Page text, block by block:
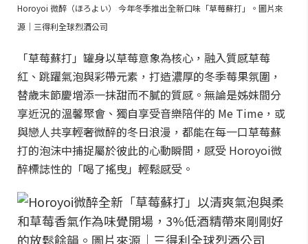
Horoyoi 微醉（ほろよい） 今年冬季推出全新口味「草莓蘇打」。圖片來
源｜三得利全球烈酒公司
「草莓蘇打」罐身以草莓意象為核心，融入質感草莓
紅、跳躍氣泡與彩帶元素，打造濃厚的冬季莓果氛圍，
替歲末節慶增添一抹甜而不膩的質感。無論是姊妹間分
享近況的溫馨聚會、獨自享受音樂陪伴的 Me Time，或
與戀人共享輕奢微醉的冬日浪漫，都能在每一口草莓蘇
打的泡沫中捕捉屬於彼此的心動瞬間，感受 Horoyoi微
醉標誌性的「喝了搖曳」輕鬆感受。